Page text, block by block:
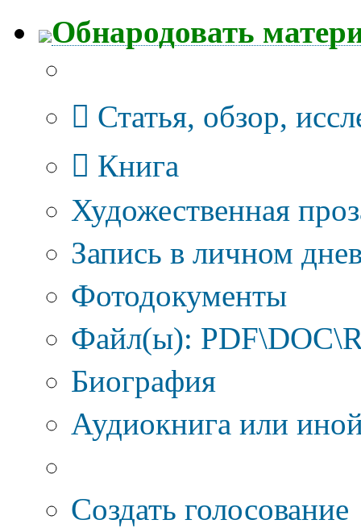
Обнародовать
Статья, обзор,
Книга
Художественная
Запись в личном
Фотодокументы
Файл(ы):
Биография
Аудиокнига или
Создать голосование